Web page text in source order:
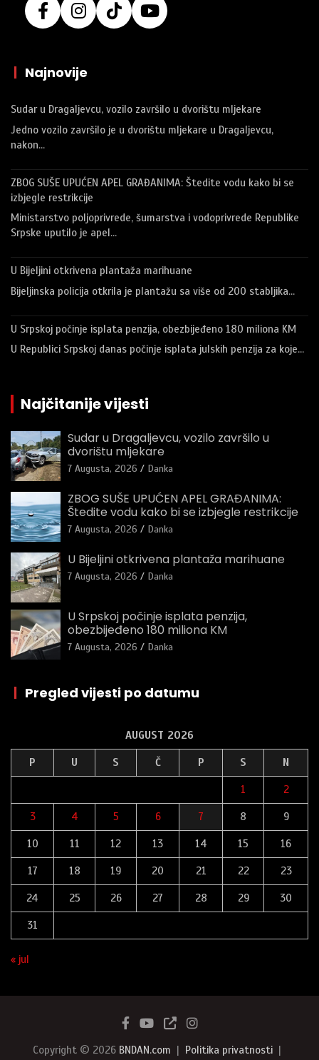
| Najnovije
Sudar u Dragaljevcu, vozilo završilo u dvorištu mljekare
Jedno vozilo završilo je u dvorištu mljekare u Dragaljevcu,
nakon…
ZBOG SUŠE UPUĆEN APEL GRAĐANIMA: Štedite vodu kako bi se
izbjegle restrikcije
Ministarstvo poljoprivrede, šumarstva i vodoprivrede Republike
Srpske uputilo je apel…
U Bijeljini otkrivena plantaža marihuane
Bijeljinska policija otkrila je plantažu sa više od 200 stabljika…
U Srpskoj počinje isplata penzija, obezbijeđeno 180 miliona KM
U Republici Srpskoj danas počinje isplata julskih penzija za koje…
Najčitanije vijesti
Sudar u Dragaljevcu, vozilo završilo u
dvorištu mljekare
7 Augusta, 2026 Danka
ZBOG SUŠE UPUĆEN APEL GRAĐANIMA:
Štedite vodu kako bi se izbjegle restrikcije
7 Augusta, 2026 Danka
U Bijeljini otkrivena plantaža marihuane
7 Augusta, 2026 Danka
U Srpskoj počinje isplata penzija,
obezbijeđeno 180 miliona KM
7 Augusta, 2026 Danka
| Pregled vijesti po datumu
AUGUST 2026
P U S Č P S N
1 2
3 4 5 6 7 8 9
10 11 12 13 14 15 16
17 18 19 20 21 22 23
24 25 26 27 28 29 30
31
« jul
Copyright © 2026 BNDAN.com Politika privatnosti